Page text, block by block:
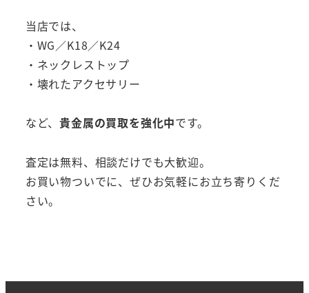
当店では、
・WG／K18／K24
・ネックレストップ
・壊れたアクセサリー
など、貴金属の買取を強化中です。
査定は無料、相談だけでも大歓迎。
お買い物ついでに、ぜひお気軽にお立ち寄りくだ
さい。